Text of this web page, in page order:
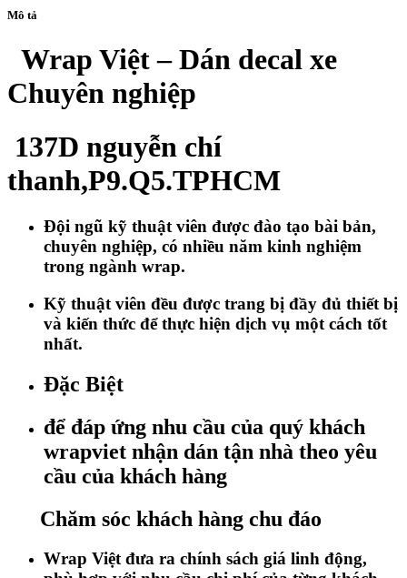
Mô tả
Wrap Việt – Dán decal xe
Chuyên nghiệp
137D nguyễn chí
thanh,P9.Q5.TPHCM
Đội ngũ kỹ thuật viên được đào tạo bài bản,
chuyên nghiệp, có nhiều năm kinh nghiệm
trong ngành wrap.
Kỹ thuật viên đều được trang bị đầy đủ thiết bị
và kiến thức để thực hiện dịch vụ một cách tốt
nhất.
Đặc Biệt
để đáp ứng nhu cầu của quý khách
wrapviet nhận dán tận nhà theo yêu
cầu của khách hàng
Chăm sóc khách hàng chu đáo
Wrap Việt đưa ra chính sách giá linh động,